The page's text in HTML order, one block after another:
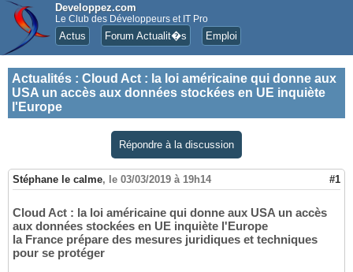
Developpez.com
Le Club des Développeurs et IT Pro
Actus Forum Actualit�s Emploi
Actualités : Cloud Act : la loi américaine qui donne aux
USA un accès aux données stockées en UE inquiète
l'Europe
Répondre à la discussion
Stéphane le calme, le 03/03/2019 à 19h14 #1
Cloud Act : la loi américaine qui donne aux USA un accès
aux données stockées en UE inquiète l'Europe
la France prépare des mesures juridiques et techniques
pour se protéger